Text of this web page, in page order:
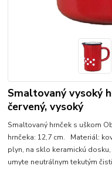
Smaltovaný vysoký
červený, vysoký
Smaltovaný hrnček s uškom
hrnčeka: 12,7 cm. Materiál:
plyn, na sklo keramickú
umyte neutrálnym tekutým